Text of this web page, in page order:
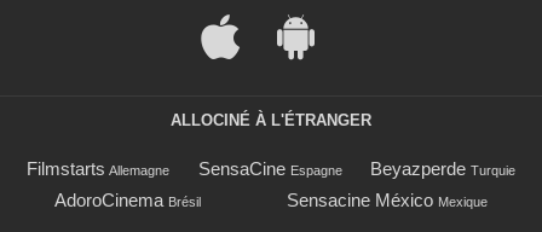
ALLOCINÉ À L'ÉTRANGER
Filmstarts Allemagne SensaCine Espagne Beyazperde Turquie
AdoroCinema Brésil Sensacine México Mexique